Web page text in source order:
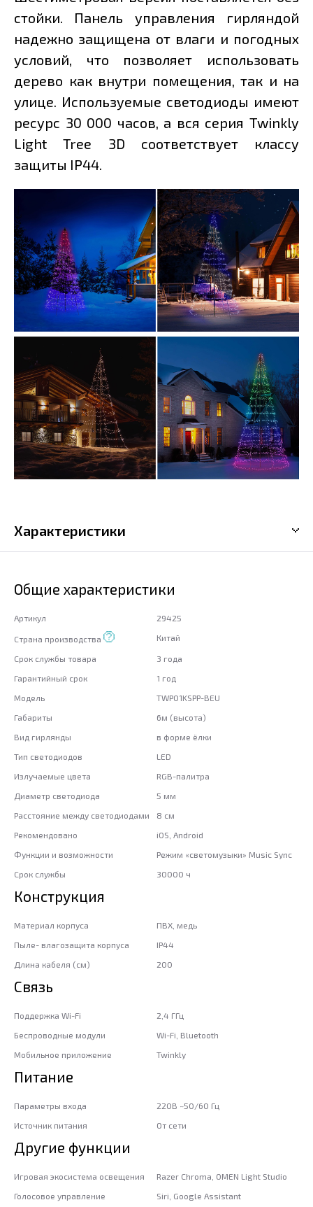
стойки. Панель управления гирляндой
надежно защищена от влаги и погодных
условий, что позволяет использовать
дерево как внутри помещения, так и на
улице. Используемые светодиоды имеют
ресурс 30 000 часов, а вся серия Twinkly
Light Tree 3D соответствует классу
защиты IP44.
Характеристики
Общие характеристики
Артикул 29425
Страна производства Китай
Срок службы товара
3 года
Гарантийный срок
1 год
Модель
TWP01KSPP-BEU
Габариты
6м (высота)
Вид гирлянды
в форме ёлки
Тип светодиодов
LED
Излучаемые цвета
RGB-палитра
Диаметр светодиода
5 мм
Расстояние между светодиодами
8 см
Рекомендовано
iOS, Android
Функции и возможности
Режим «светомузыки» Music Sync
Срок службы
30000 ч
Конструкция
Материал корпуса
ПВХ, медь
Пыле- влагозащита корпуса
IP44
Длина кабеля (см)
200
Связь
Поддержка Wi-Fi
2,4 ГГц
Беспроводные модули
Wi-Fi, Bluetooth
Мобильное приложение
Twinkly
Питание
Параметры входа
220В ~50/60 Гц
Источник питания
От сети
Другие функции
Игровая экосистема освещения
Razer Chroma, OMEN Light Studio
Голосовое управление
Siri, Google Assistant